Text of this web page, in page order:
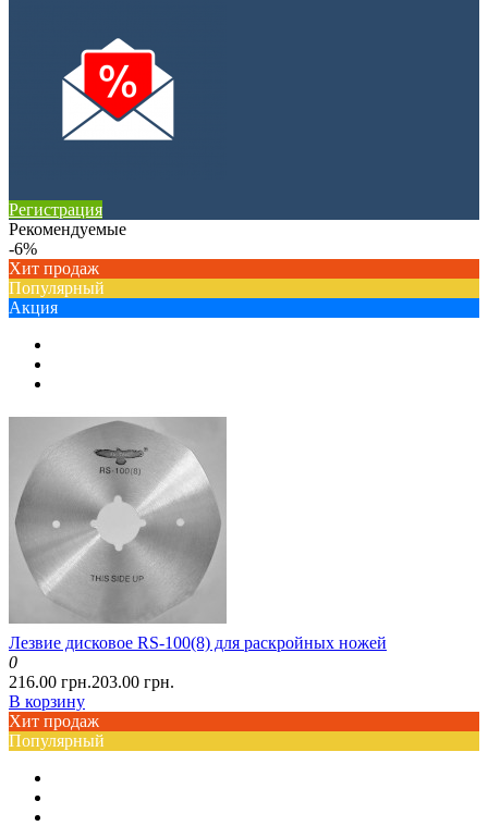
Регистрация
Рекомендуемые
-6%
Хит продаж
Популярный
Акция
Лезвие дисковое RS-100(8) для раскройных ножей
0
216.00 грн.203.00 грн.
В корзину
Хит продаж
Популярный